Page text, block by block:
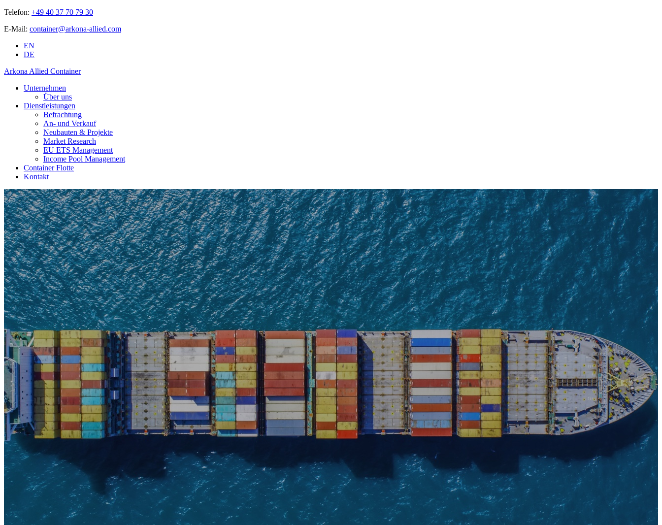
Telefon: +49 40 37 70 79 30
E-Mail: container@arkona-allied.com
EN
DE
Arkona Allied Container
Unternehmen
Über uns
Dienstleistungen
Befrachtung
An- und Verkauf
Neubauten & Projekte
Market Research
EU ETS Management
Income Pool Management
Container Flotte
Kontakt